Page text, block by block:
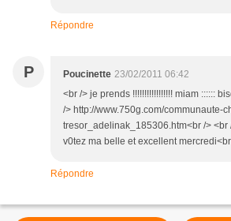
Répondre
P Poucinette 23/02/2011 06:42
<br /> je prends !!!!!!!!!!!!!!!!! miam ::::::
/> http://www.750g.com/communaute-
tresor_adelinak_185306.htm<br /> <br
v0tez ma belle et excellent
Répondre